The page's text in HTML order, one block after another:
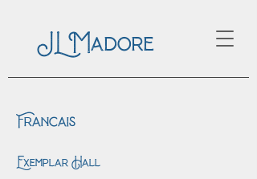
JL Madore
Francais
Exemplar Hall